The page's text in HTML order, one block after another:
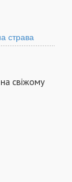
страва
свіжому